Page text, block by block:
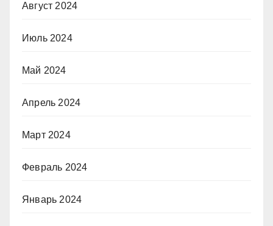
Август 2024
Июль 2024
Май 2024
Апрель 2024
Март 2024
Февраль 2024
Январь 2024